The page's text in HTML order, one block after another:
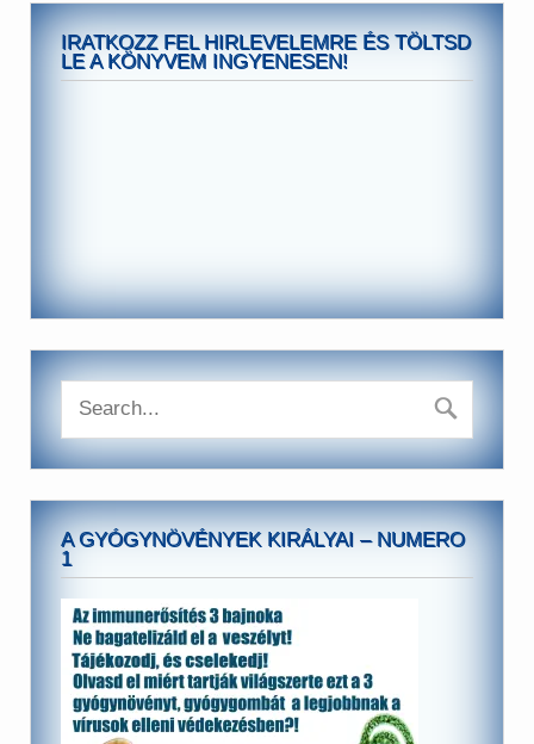
IRATKOZZ FEL HIRLEVELEMRE ÉS TÖLTSD
LE A KÖNYVEM INGYENESEN!
A GYÓGYNÖVÉNYEK KIRÁLYAI – NUMERO
1